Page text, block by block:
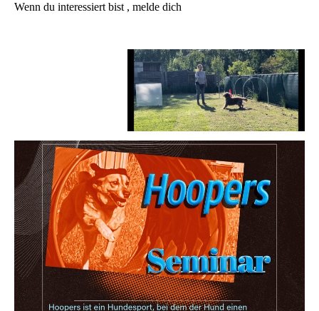
Wenn du interessiert bist , melde dich